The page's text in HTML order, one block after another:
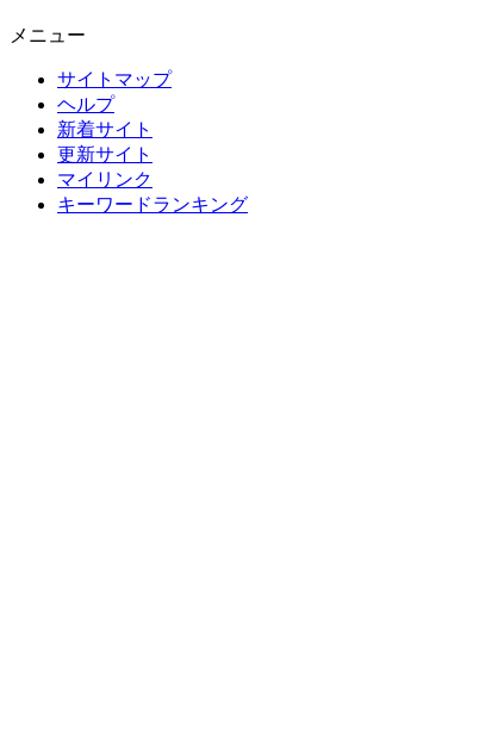
メニュー
サイトマップ
ヘルプ
新着サイト
更新サイト
マイリンク
キーワードランキング